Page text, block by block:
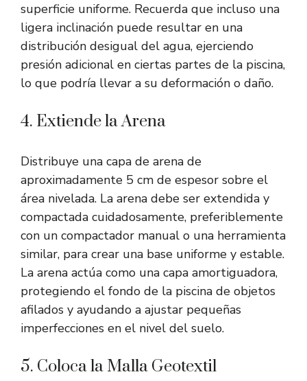
superficie uniforme. Recuerda que incluso una
ligera inclinación puede resultar en una
distribución desigual del agua, ejerciendo
presión adicional en ciertas partes de la piscina,
lo que podría llevar a su deformación o daño.
4. Extiende la Arena
Distribuye una capa de arena de
aproximadamente 5 cm de espesor sobre el
área nivelada. La arena debe ser extendida y
compactada cuidadosamente, preferiblemente
con un compactador manual o una herramienta
similar, para crear una base uniforme y estable.
La arena actúa como una capa amortiguadora,
protegiendo el fondo de la piscina de objetos
afilados y ayudando a ajustar pequeñas
imperfecciones en el nivel del suelo.
5. Coloca la Malla Geotextil